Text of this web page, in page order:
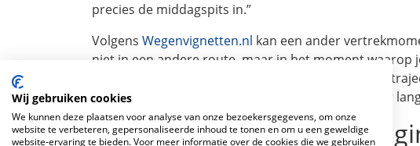
precies de middagspits in.”
Volgens Wegenvignetten.nl kan een ander
niet in een andere route, maar in het moment waarop
juist wacht tot na de avondspits, rijdt op sommige
aan als je na de spits vertrekt, terwijl je veel minder
Vooral hier kans op
Wij gebruiken cookies
We kunnen deze plaatsen voor analyse van onze bezoekersgegevens, om onze
website te verbeteren, gepersonaliseerde inhoud te tonen en om u een geweldige
website-ervaring te bieden. Voor meer informatie over de cookies die we gebruiken